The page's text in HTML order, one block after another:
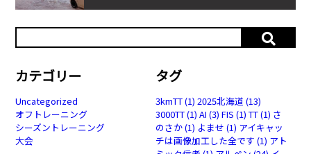
カテゴリー
Uncategorized
オフトレーニング
シーズントレーニング
大会
タグ
3kmTT(1) 2025北海道 (13)
3000TT(1) AI (3) FIS (1) TT(1) さ
のさか(1) よませ (1) アイキャッ
チは画像加工した全です (1) アト